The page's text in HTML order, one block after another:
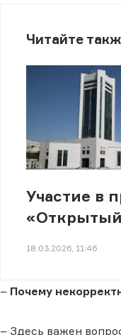
Читайте
Участие в
18.03.2026, 11:46
– Почему
– Здесь важен